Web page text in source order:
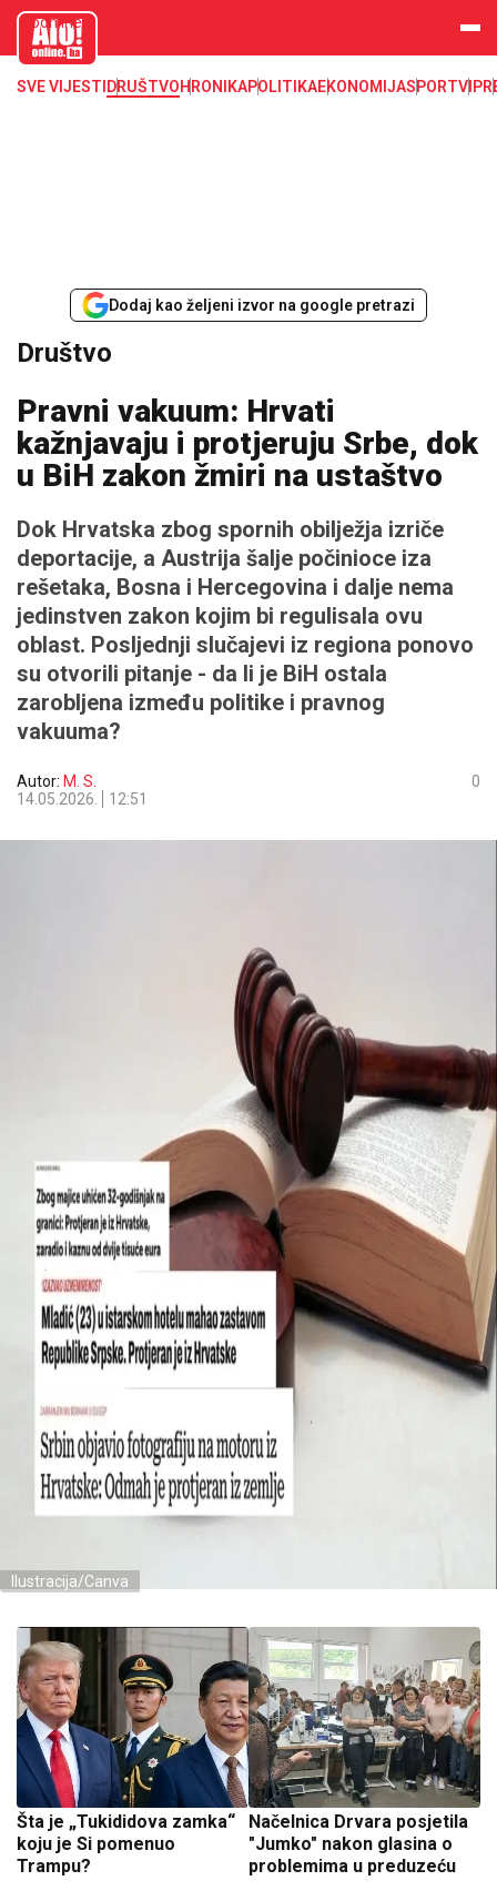
aloonline.b
SVE VIJESTI DRUŠTVOHRONIKAPOLITIKAEKONOMIJASPORTVIP
Dodaj kao željeni izvor na google pretrazi
Društvo
Pravni vakuum: Hrvati
kažnjavaju i protjeruju Srbe, dok
u BiH zakon žmiri na ustaštvo
Dok Hrvatska zbog spornih obilježja izriče
deportacije, a Austrija šalje počinioce iza
rešetaka, Bosna i Hercegovina i dalje nema
jedinstven zakon kojim bi regulisala ovu
oblast. Posljednji slučajevi iz regiona ponovo
su otvorili pitanje - da li je BiH ostala
zarobljena između politike i pravnog
vakuuma?
Autor: M. S.
14.05.2026.
12:51
0
Ilustracija/Canva
Šta je „Tukididova zamka“
koju je Si pomenuo
Trampu?
Načelnica Drvara posjetila
"Jumko" nakon glasina o
problemima u preduzeću